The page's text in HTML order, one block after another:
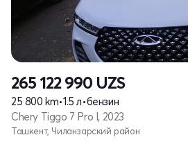
265 122 990 UZS
25 800 km•1.5 л•бензин
Chery Tiggo 7 Pro I, 2023
Ташкент, Чиланзарский район